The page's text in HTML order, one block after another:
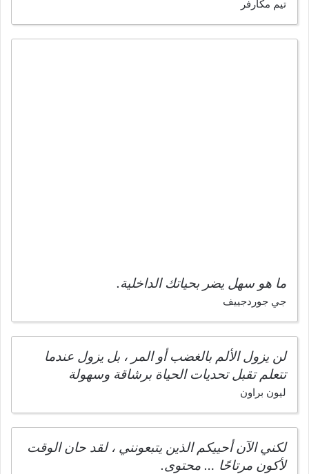
تيم مكارفر
ما هو سهل يضر بحياتك الداخلية.
جي جوردجييف
لن يزول الألم بالغضب أو المر ، بل يزول عندما
تتعلم تقبل تحديات الحياة برشاقة وسهولة
ليون براون
لكني الآن أحييكم الذين يتبعونني ، لقد حان الوقت
لأكون مرتاحًا … محتوى.